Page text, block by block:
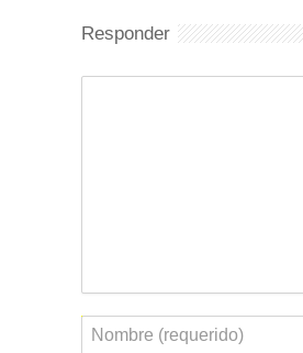
Responder
Nombre